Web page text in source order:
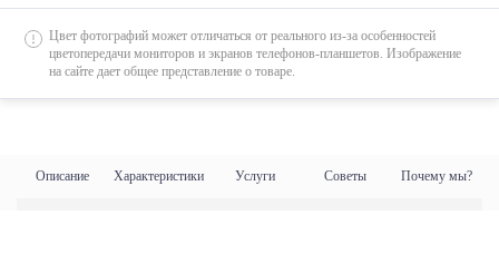
Описание Характеристики Услуги Советы Почему мы?
Цвет фотографий может отличаться от реального из-за особенностей
цветопередачи мониторов и экранов телефонов-планшетов. Изображение
на сайте дает общее представление о товаре.